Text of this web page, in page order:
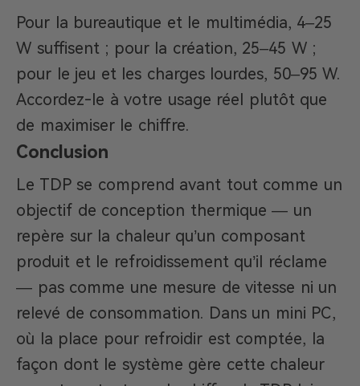
Pour la bureautique et le multimédia, 4–25
W suffisent ; pour la création, 25–45 W ;
pour le jeu et les charges lourdes, 50–95 W.
Accordez-le à votre usage réel plutôt que
de maximiser le chiffre.
Conclusion
Le TDP se comprend avant tout comme un
objectif de conception thermique — un
repère sur la chaleur qu’un composant
produit et le refroidissement qu’il réclame
— pas comme une mesure de vitesse ni un
relevé de consommation. Dans un mini PC,
où la place pour refroidir est comptée, la
façon dont le système gère cette chaleur